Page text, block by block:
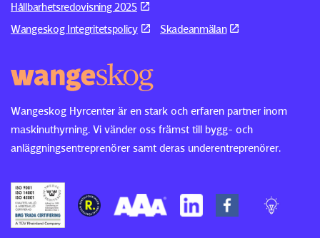
Wangeskog Hyrcenter är en stark och erfaren partner inom
maskinuthyrning. Vi vänder oss främst till bygg- och
anläggningsentreprenörer samt deras underentreprenörer.
Hållbarhetsredovisning 2025
Wangeskog Integritetspolicy Skadeanmälan